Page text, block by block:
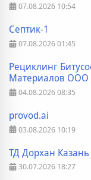
07.08.2026 10:54
Септик-1
07.08.202601:45
Рециклинг
Материалов ООО
04.08.202608:35
provod.ai
03.08.2026 10:19
ТД Дорхан Казань
30.07.2026 18:27